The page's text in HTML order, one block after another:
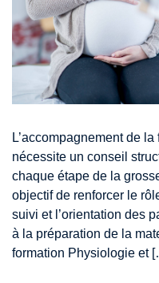
L’accompagnement de
nécessite un conseil
chaque étape de la
objectif de renforcer le
suivi et l’orientation des
à la préparation de la
formation Physiologie et